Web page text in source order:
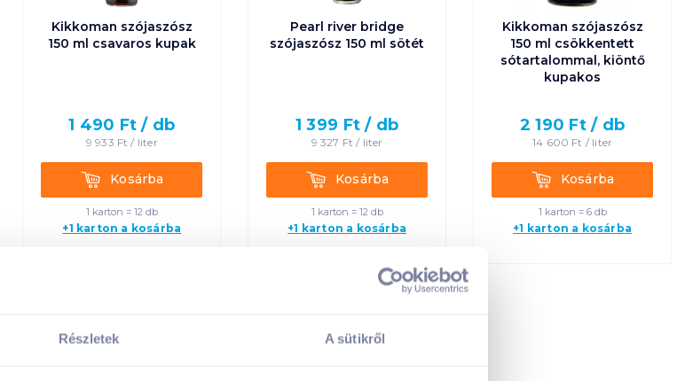
Részletek A sütikről
Egységár szerint
növekvő
Egységár szerint
csökkenő
Termék neve A-Z
Termék neve Z-A
Kikkoman szójaszósz
150 ml csavaros kupak
1 490 Ft / db
9 933 Ft / liter
KosárbaKosárba
1 karton = 12 db
+1 karton a kosárba
Pearl river bridge
szójaszósz 150 ml sötét
1 399 Ft / db
9 327 Ft / liter
KosárbaKosárba
1 karton = 12 db
+1 karton a kosárba
Kikkoman szójaszósz
150 ml csökkentett
sótartalommal, kiöntő
kupakos
2 190 Ft / db
14 600 Ft / liter
KosárbaKosárba
1 karton = 6 db
+1 karton a kosárba